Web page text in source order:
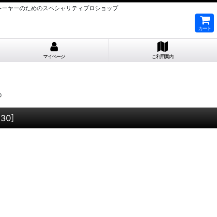
ヤーのためのスペシャリティプロショップ
カート
マイページ ご利用案内
]